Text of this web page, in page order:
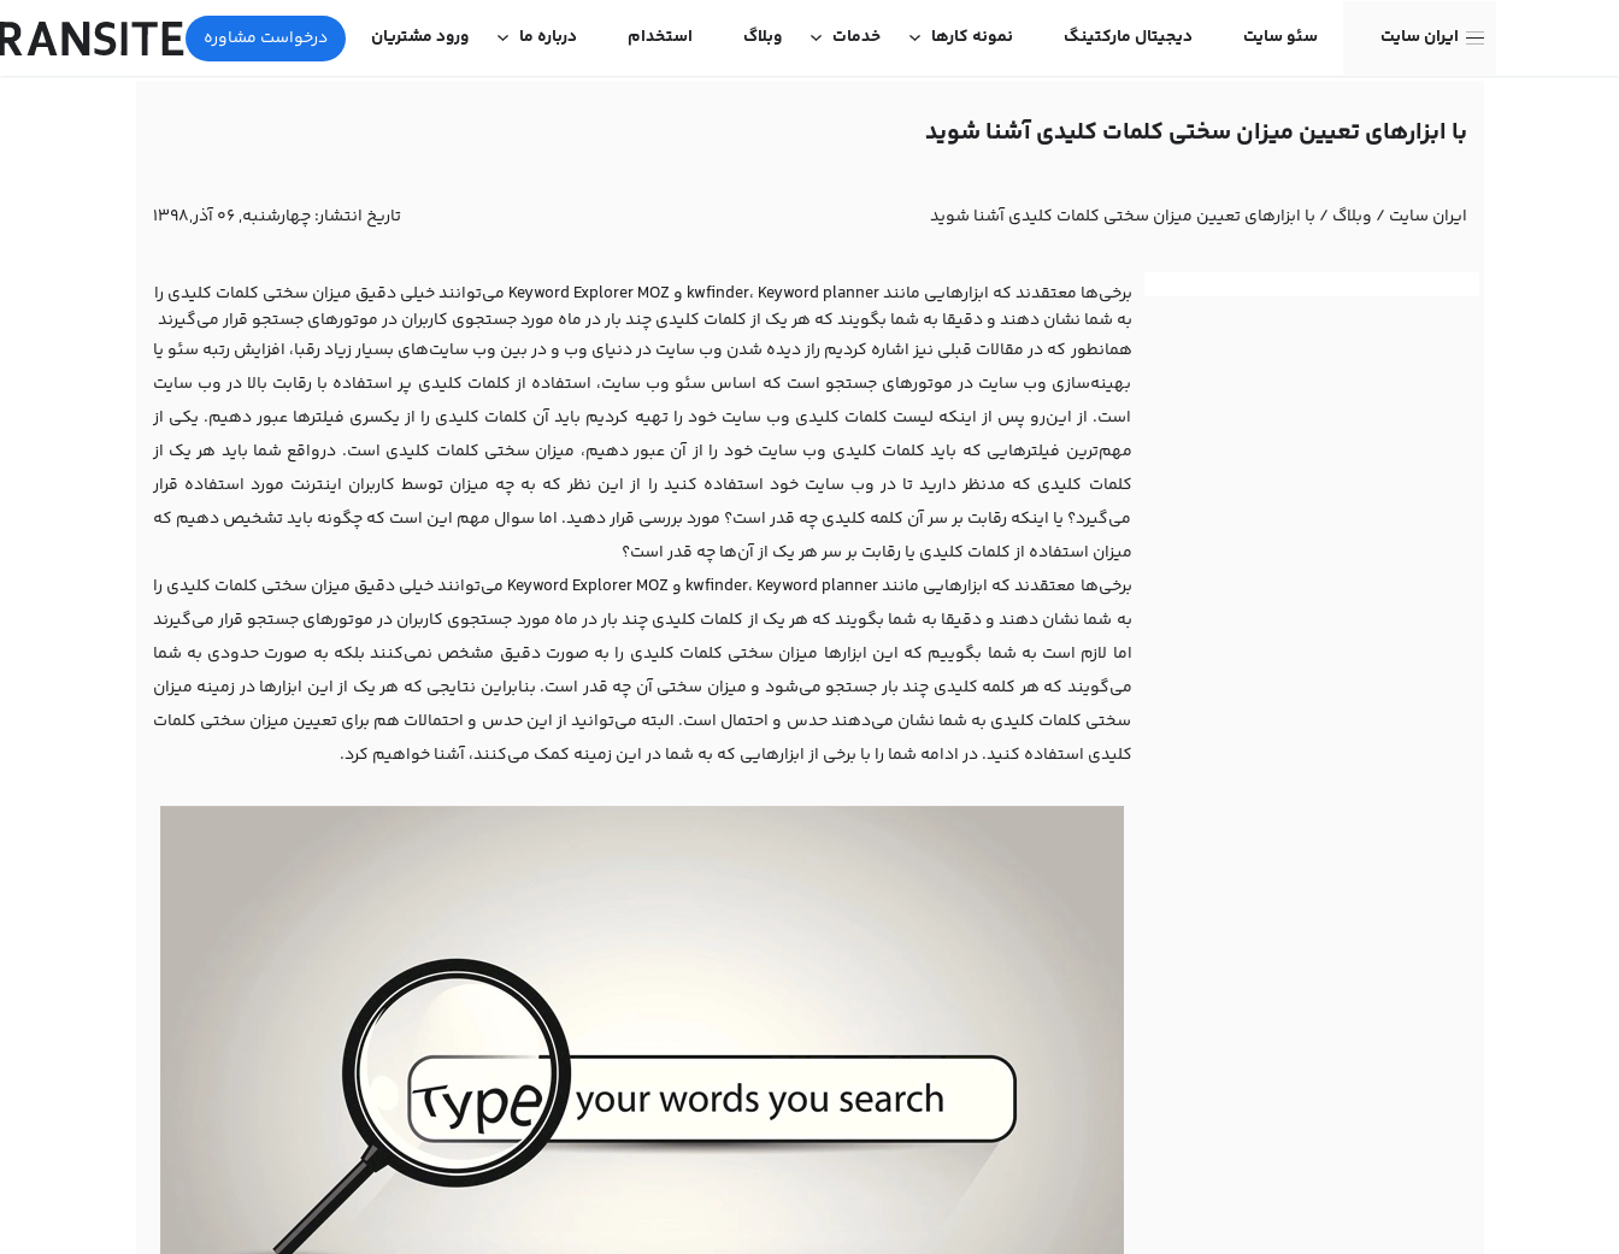
ایران سایت سئو سایت دیجیتال مارکتینگ نمونه کارها خدمات وبلاگ استخدام درباره ما ورود مشتریان درخواست مشاوره
با ابزارهای تعیین میزان سختی کلمات کلیدی آشنا شوید
ایران سایت / وبلاگ / با ابزارهای تعیین میزان سختی کلمات کلیدی آشنا شوید تاریخ انتشار:چهارشنبه, 06 آذر,1398
برخی‌ها معتقدند که ابزارهایی مانند kwfinder، Keyword planner و Keyword Explorer MOZ می‌توانند خیلی دقیق میزان سختی کلمات کلیدی را
به شما نشان دهند و دقیقا به شما بگویند که هر یک از کلمات کلیدی چند بار در ماه مورد جستجوی کاربران در موتورهای جستجو قرار می‌گیرند
همانطور که در مقالات قبلی نیز اشاره کردیم راز دیده شدن وب سایت در دنیای وب و در بین وب سایت‌های بسیار زیاد رقبا، افزایش رتبه سئو یا
بهینه‌سازی وب سایت در موتورهای جستجو است که اساس سئو وب سایت، استفاده از کلمات کلیدی پر استفاده با رقابت بالا در وب سایت
است. از این‌رو پس از اینکه لیست کلمات کلیدی وب سایت خود را تهیه کردیم باید آن کلمات کلیدی را از یکسری فیلترها عبور دهیم. یکی از
مهم‌ترین فیلترهایی که باید کلمات کلیدی وب سایت خود را از آن عبور دهیم، میزان سختی کلمات کلیدی است. درواقع شما باید هر یک از
کلمات کلیدی که مدنظر دارید تا در وب سایت خود استفاده کنید را از این نظر که به چه میزان توسط کاربران اینترنت مورد استفاده قرار
می‌گیرد؟ یا اینکه رقابت بر سر آن کلمه کلیدی چه قدر است؟ مورد بررسی قرار دهید. اما سوال مهم این است که چگونه باید تشخیص دهیم که
میزان استفاده از کلمات کلیدی یا رقابت بر سر هر یک از آن‌ها چه قدر است؟
برخی‌ها معتقدند که ابزارهایی مانند kwfinder، Keyword planner و Keyword Explorer MOZ می‌توانند خیلی دقیق میزان سختی کلمات کلیدی را
به شما نشان دهند و دقیقا به شما بگویند که هر یک از کلمات کلیدی چند بار در ماه مورد جستجوی کاربران در موتورهای جستجو قرار می‌گیرند
اما لازم است به شما بگوییم که این ابزارها میزان سختی کلمات کلیدی را به صورت دقیق مشخص نمی‌کنند بلکه به صورت حدودی به شما
می‌گویند که هر کلمه کلیدی چند بار جستجو می‌شود و میزان سختی آن چه قدر است. بنابراین نتایجی که هر یک از این ابزارها در زمینه میزان
سختی کلمات کلیدی به شما نشان می‌دهند حدس و احتمال است. البته می‌توانید از این حدس و احتمالات هم برای تعیین میزان سختی کلمات
کلیدی استفاده کنید. در ادامه شما را با برخی از ابزارهایی که به شما در این زمینه کمک می‌کنند، آشنا خواهیم کرد.